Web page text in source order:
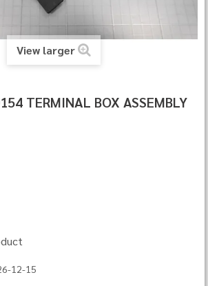
View larger
TERMINAL BOX ASSEMBLY
12-15